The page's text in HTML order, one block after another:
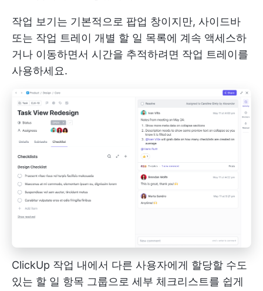
작업 보기는 기본적으로 팝업 창이지만, 사이드바
또는 작업 트레이 개별 할 일 목록에 계속 액세스하
거나 이동하면서 시간을 추적하려면 작업 트레이를
사용하세요.
ClickUp 작업 내에서 다른 사용자에게 할당할 수도
있는 할 일 항목 그룹으로 세부 체크리스트를 쉽게